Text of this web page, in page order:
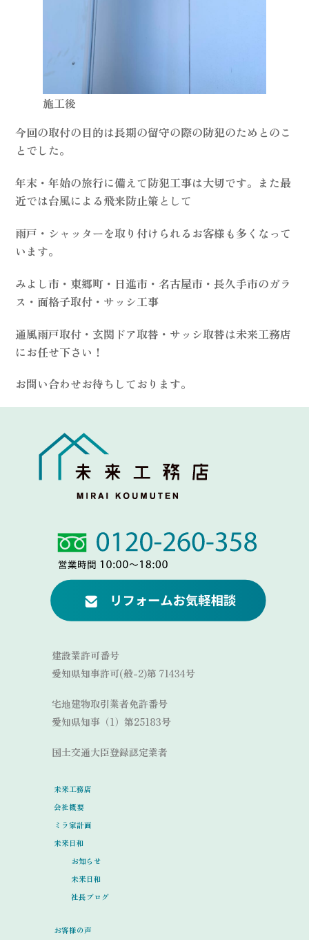
施工後
今回の取付の目的は長期の留守の際の防犯のためとのこ
とでした。
年末・年始の旅行に備えて防犯工事は大切です。また最
近では台風による飛来防止策として
雨戸・シャッターを取り付けられるお客様も多くなって
います。
みよし市・東郷町・日進市・名古屋市・長久手市のガラ
ス・面格子取付・サッシ工事
通風雨戸取付・玄関ドア取替・サッシ取替は未来工務店
にお任せ下さい！
お問い合わせお待ちしております。
Link
Link
建設業許可番号
愛知県知事許可(般-2)第 71434号
宅地建物取引業者免許番号
愛知県知事（1）第25183号
国土交通大臣登録認定業者
未来工務店
会社概要
ミラ家計画
未来日和
お知らせ
未来日和
社長ブログ
お客様の声